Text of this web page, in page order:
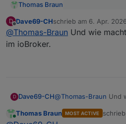
Thomas Braun
silly
Da ist der Name
D
Offline
Dave69-CHschrieb am 6. Apr.
zuletzt editiert von
@Thomas-Braun Und wie
im ioBroker.
D Dave69-CH@Thomas-Braun
Online
Thomas Braun MOST ACTIVE
zuletzt